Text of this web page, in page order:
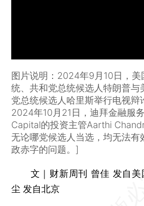
图片说明：2024年9月10日，美
统、共和党总统候选人特朗普与
党总统候选人哈里斯举行电视辩
2024年10月21日，迪拜金融服
Capital的投资主管Aarthi
无论哪党候选人当选，均无法有
政赤字的问题。]
文｜财新周刊 曾佳 发自
尘 发自北京